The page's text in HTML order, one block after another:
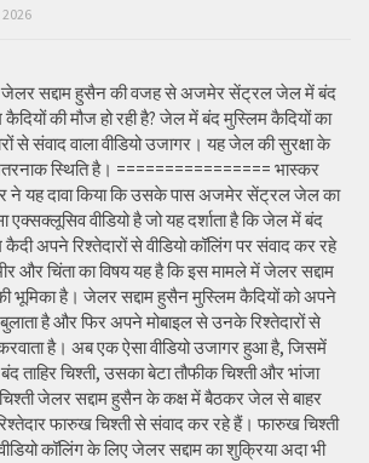
2026
जेलर सद्दाम हुसैन की वजह से अजमेर सेंट्रल जेल में बंद
की मौज हो रही है? जेल में बंद मुस्लिम कैदियों का
से संवाद वाला वीडियो उजागर। यह जेल की सुरक्षा के
स्थिति है। ================ भास्कर
ने यह दावा किया कि उसके पास अजमेर सेंट्रल जेल का
एक्सक्लूसिव वीडियो है जो यह दर्शाता है कि जेल में बंद
अपने रिश्तेदारों से वीडियो कॉलिंग पर संवाद कर रहे
और चिंता का विषय यह है कि इस मामले में जेलर सद्दाम
भूमिका है। जेलर सद्दाम हुसैन मुस्लिम कैदियों को अपने
है और फिर अपने मोबाइल से उनके रिश्तेदारों से
है। अब एक ऐसा वीडियो उजागर हुआ है, जिसमें
ताहिर चिश्ती, उसका बेटा तौफीक चिश्ती और भांजा
जेलर सद्दाम हुसैन के कक्ष में बैठकर जेल से बाहर
फारुख चिश्ती से संवाद कर रहे हैं। फारुख चिश्ती
कॉलिंग के लिए जेलर सद्दाम का शुक्रिया अदा भी